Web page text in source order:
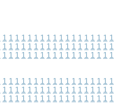
1 1 1 1 1 1 1 1 1 1 1 1 1 1 1 1 1 1
1 1 1 1 1 1 1 1 1 1 1 1 1 1 1 1 1 1
1 1 1 1 1 1 1 1 1 1 1 1 1 1 1 1 1 1
1 1 1 1 1 1 1 1 1 1 1 1 1 1 1 1 1 1
1 1 1 1 1 1 1 1 1 1 1 1 1 1 1 1 1 1
1 1 1 1 1 1 1 1 1 1 1 1 1 1 1 1 1 1